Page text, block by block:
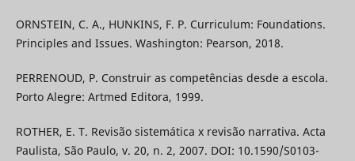
ORNSTEIN, C. A., HUNKINS, F. P. Curriculum: Foundations.
Principles and Issues. Washington: Pearson, 2018.
PERRENOUD, P. Construir as competências desde a escola.
Porto Alegre: Artmed Editora, 1999.
ROTHER, E. T. Revisão sistemática x revisão narrativa. Acta
Paulista, São Paulo, v. 20, n. 2, 2007. DOI: 10.1590/S0103-